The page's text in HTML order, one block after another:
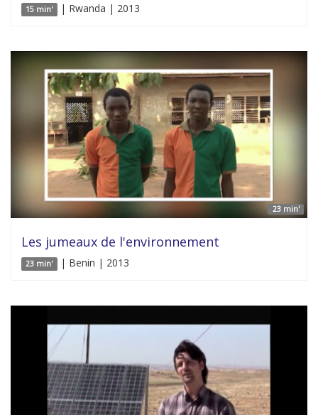
15 min' | Rwanda | 2013
23 min'
Les jumeaux de l'environnement
23 min' | Benin | 2013